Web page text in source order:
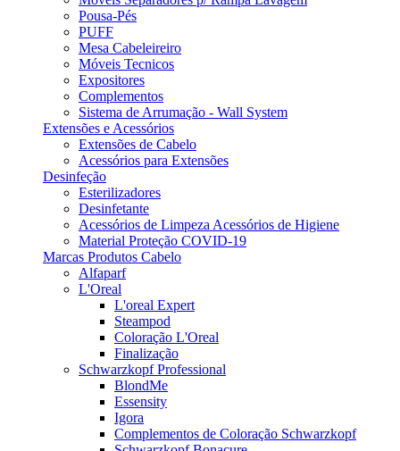
Pousa-Pés
PUFF
Mesa Cabeleireiro
Móveis Tecnicos
Expositores
Complementos
Sistema de Arrumação - Wall System
Extensões e Acessórios
Extensões de Cabelo
Acessórios para Extensões
Desinfeção
Esterilizadores
Desinfetante
Acessórios de Limpeza Acessórios de Higiene
Material Proteção COVID-19
Marcas Produtos Cabelo
Alfaparf
L'Oreal
L'oreal Expert
Steampod
Coloração L'Oreal
Finalização
Schwarzkopf Professional
BlondMe
Essensity
Igora
Complementos de Coloração Schwarzkopf